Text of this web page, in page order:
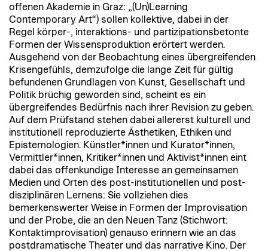
offenen Akademie in Graz: „(Un)Learning
Contemporary Art“) sollen kollektive, dabei in der
Regel körper-, interaktions- und partizipationsbetonte
Formen der Wissensproduktion erörtert werden.
Ausgehend von der Beobachtung eines übergreifenden
Krisengefühls, demzufolge die lange Zeit für gültig
befundenen Grundlagen von Kunst, Gesellschaft und
Politik brüchig geworden sind, scheint es ein
übergreifendes Bedürfnis nach ihrer Revision zu geben.
Auf dem Prüfstand stehen dabei allererst kulturell und
institutionell reproduzierte Ästhetiken, Ethiken und
Epistemologien. Künstler*innen und Kurator*innen,
Vermittler*innen, Kritiker*innen und Aktivist*innen eint
dabei das offenkundige Interesse an gemeinsamen
Medien und Orten des post-institutionellen und post-
disziplinären Lernens: Sie vollziehen dies
bemerkenswerter Weise in Formen der Improvisation
und der Probe, die an den Neuen Tanz (Stichwort:
Kontaktimprovisation) genauso erinnern wie an das
postdramatische Theater und das narrative Kino. Der